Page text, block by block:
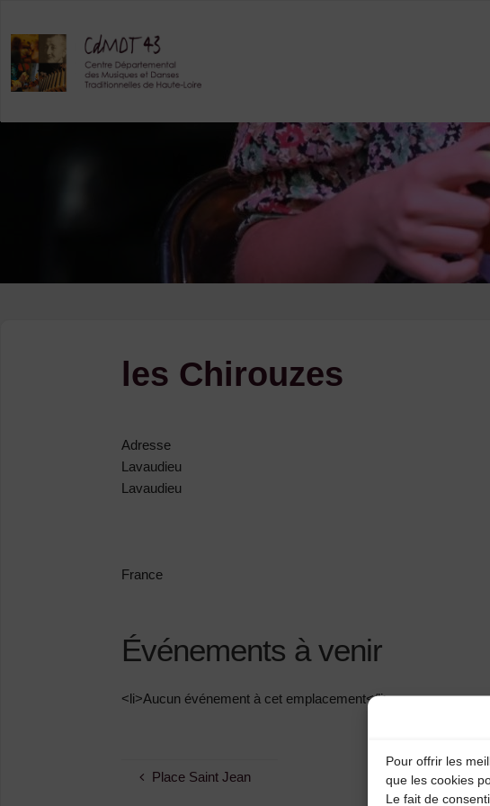
Pour offrir les
que les cookies
Le fait de
content
les Chirouzes
Adresse
Lavaudieu
Lavaudieu
France
Événements à venir
<li>Aucun événement à cet emplacement</li>
Place Saint Jean